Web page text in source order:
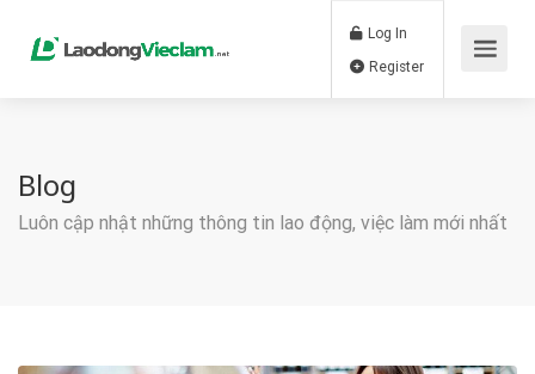
Log In
Blog
Luôn cập nhật những thông tin lao động, việc làm mới nhất